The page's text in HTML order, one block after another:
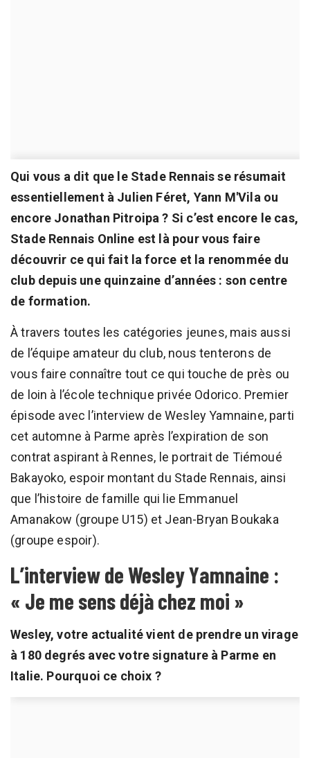
Qui vous a dit que le Stade Rennais se résumait
essentiellement à Julien Féret, Yann M'Vila ou
encore Jonathan Pitroipa ? Si c’est encore le cas,
Stade Rennais Online est là pour vous faire
découvrir ce qui fait la force et la renommée du
club depuis une quinzaine d’années : son centre
de formation.
À travers toutes les catégories jeunes, mais aussi
de l’équipe amateur du club, nous tenterons de
vous faire connaître tout ce qui touche de près ou
de loin à l’école technique privée Odorico. Premier
épisode avec l’interview de Wesley Yamnaine, parti
cet automne à Parme après l’expiration de son
contrat aspirant à Rennes, le portrait de Tiémoué
Bakayoko, espoir montant du Stade Rennais, ainsi
que l’histoire de famille qui lie Emmanuel
Amanakow (groupe U15) et Jean-Bryan Boukaka
(groupe espoir).
L’interview de Wesley Yamnaine :
« Je me sens déjà chez moi »
Wesley, votre actualité vient de prendre un virage
à 180 degrés avec votre signature à Parme en
Italie. Pourquoi ce choix ?